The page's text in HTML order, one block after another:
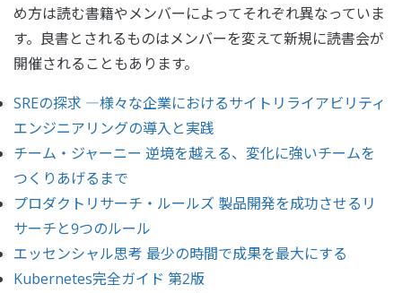
め方は読む書籍やメンバーによってそれぞれ異なっていま
す。良書とされるものはメンバーを変えて新規に読書会が
開催されることもあります。
SREの探求 ―様々な企業におけるサイトリライアビリティ
エンジニアリングの導入と実践
チーム・ジャーニー 逆境を越える、変化に強いチームを
つくりあげるまで
プロダクトリサーチ・ルールズ 製品開発を成功させるリ
サーチと9つのルール
エッセンシャル思考 最少の時間で成果を最大にする
Kubernetes完全ガイド 第2版